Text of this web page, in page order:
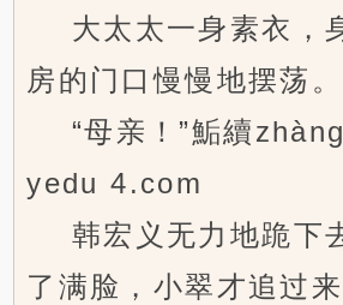
大太太一身素衣，
房的门口慢慢地摆荡。
“母亲！”鮜續zhàng
yedu 4.com
韩宏义无力地跪下
了满脸，小翠才追过